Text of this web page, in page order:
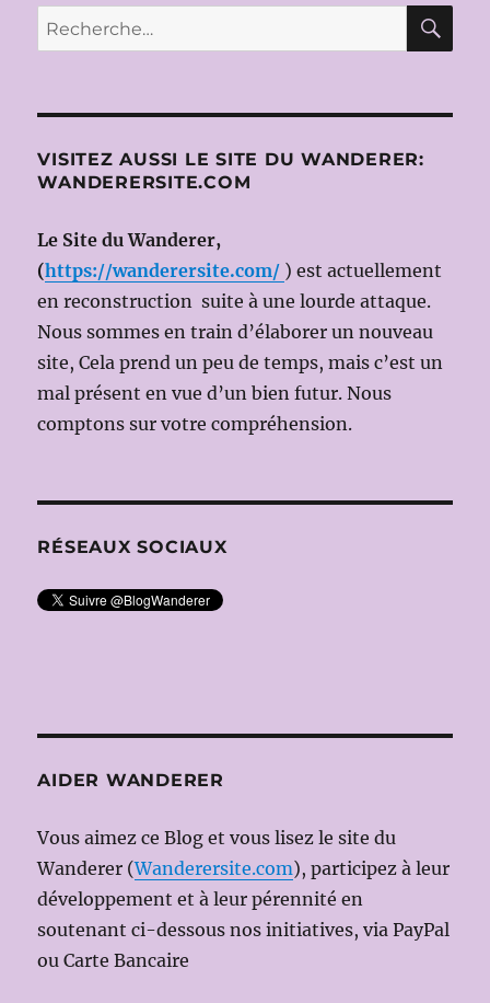
le
1er
–
Tankred
DORST)
Recherche
pour :
VISITEZ AUSSI LE SITE DU WANDERER:
WANDERERSITE.COM
Le Site du Wanderer,
(https://wanderersite.com/ ) est actuellement
en reconstruction suite à une lourde attaque.
Nous sommes en train d’élaborer un nouveau
site, Cela prend un peu de temps, mais c’est un
mal présent en vue d’un bien futur. Nous
comptons sur votre compréhension.
RÉSEAUX SOCIAUX
AIDER WANDERER
Vous aimez ce Blog et vous lisez le site du
Wanderer (Wanderersite.com), participez à leur
développement et à leur pérennité en
soutenant ci-dessous nos initiatives, via PayPal
ou Carte Bancaire